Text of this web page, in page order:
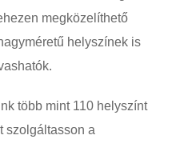
megközelíthető
helyszínek is
több mint 110 helyszínt
szolgáltasson a